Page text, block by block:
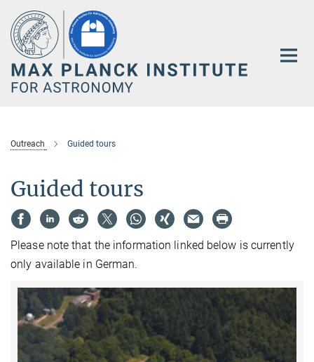
Main-
Content
Outreach Guided tours
Guided tours
Please note that the information linked below is currently
only available in German.